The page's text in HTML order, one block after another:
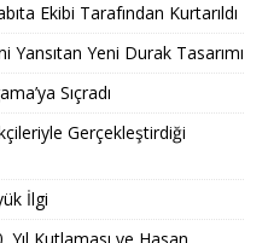
Ekibi Tarafından Kurtarıldı
Yansıtan Yeni Durak Tasarımı
Sıçradı
Gerçekleştirdiği
İlgi